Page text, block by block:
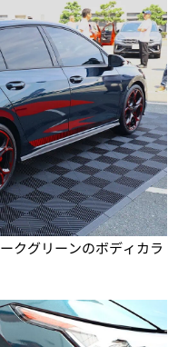
クグリーンのボディカラ